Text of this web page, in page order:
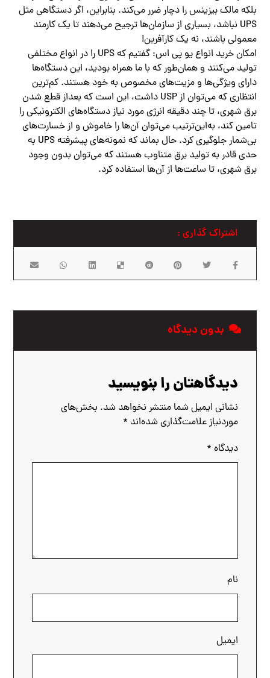
بلکه مالک بیزینس را دچار ضرر می‌کند. بنابراین، اگر دستگاهی مثل
UPS نباشد، بسیاری از سازمان‌ها ترجیح می‌دهند تا یک کارمند
معمولی باشند، نه یک کارآفرین!
امکان خرید انواع یو پی اس: گفتیم که UPS را در انواع مختلفی
تولید می‌کنند و همان‌طور که با ما همراه بودید، این دستگاه‌ها
دارای ویژگی‌ها و مزیت‌های مخصوص به خود هستند. کم‌ترین
انتظاری که می‌توان از USP داشت، این است که بعداز قطع شدن
برق شهری، تا چند دقیقه انرژی مورد نیاز دستگاه‌های الکترونیکی را
تامین کند، به‌این‌ترتیب می‌توان آن‌ها را خاموش و از خسارت‌های
بی‌شمار جلوگیری کرد. حال بماند که نمونه‌های پیشرفته UPS به
حدی قادر به تولید برق متناوب هستند که می‌توان بدون وجود
برق شهری، تا ساعت‌ها از آن‌ها استفاده کرد.
بدون دیدگاه
دیدگاهتان را بنویسید
نشانی ایمیل شما منتشر نخواهد شد. بخش‌های
موردنیاز علامت‌گذاری شده‌اند *
دیدگاه *
نام
ایمیل